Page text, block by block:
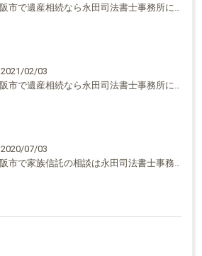
大阪市で遺産相続なら永田司法書士事務所にご相談ください・民法改正について①
2021/02/03
大阪市で遺産相続なら永田司法書士事務所にご相談ください
2020/07/03
大阪市で家族信託の相談は永田司法書士事務所へ